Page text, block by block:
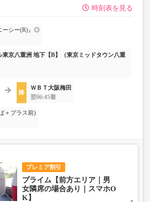
時刻表を見る
ーシー(R)』◎
東京八重洲 地下【B】（東京ミッドタウン八重
ＷＢＴ大阪梅田
翌06:45着
＋プラス前)
プレミア割引
プライム【前方エリア｜男
女隣席の場合あり｜スマホO
K】